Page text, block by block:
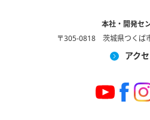
本社・開発セ
〒305-0818 茨城県つくば
アク